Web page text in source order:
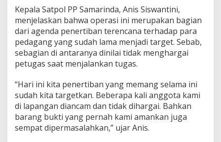
Kepala Satpol PP Samarinda, Anis Siswantini,
menjelaskan bahwa operasi ini merupakan bagian
dari agenda penertiban terencana terhadap para
pedagang yang sudah lama menjadi target. Sebab,
sebagian di antaranya dinilai tidak menghargai
petugas saat menjalankan tugas.
“Hari ini kita penertiban yang memang selama ini
sudah kita targetkan. Beberapa kali anggota kami
di lapangan diancam dan tidak dihargai. Bahkan
barang bukti yang pernah kami amankan juga
sempat dipermasalahkan,” ujar Anis.